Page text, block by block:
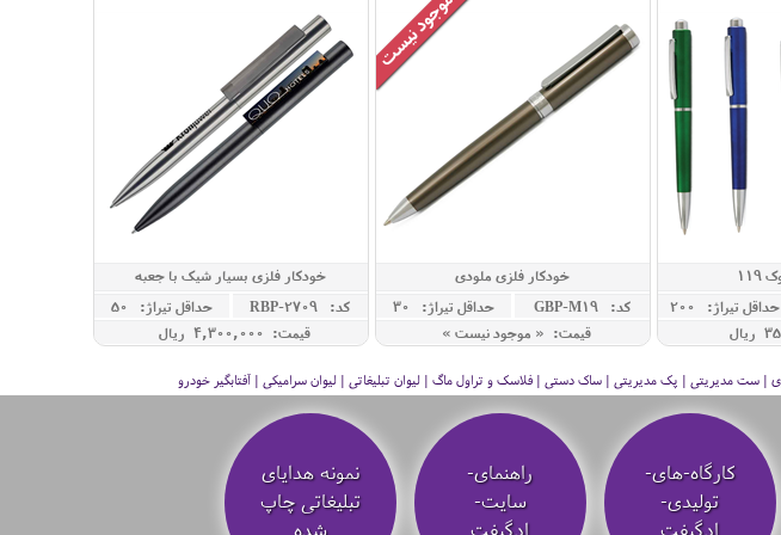
حداقل تيراژ: 200
خودکار فلزی ملودی
کد: GBP-M19
حداقل تيراژ: 30
قیمت: « موجود نیست »
خودکار فلزی بسیار شیک با جعبه
کد: RBP-2709
حداقل تيراژ: 50
قیمت: 4,300,000 ريال
| ست مدیریتی | پک مدیریتی | ساک دستی | فلاسک و تراول ماگ | لیوان تبلیغاتی | لیوان سرامیکی | آفتابگیر خودرو
کارگاه-های-
تولیدی-
راهنمای-
سایت-
نمونه هدایای
تبلیغاتی چاپ